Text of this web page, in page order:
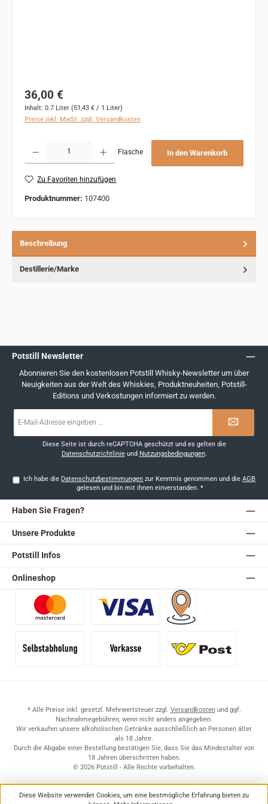
Regulärer Preis:
36,00 €
Inhalt: 0.7 Liter (51,43 € / 1 Liter)
Preise inkl. MwSt. zzgl. Versandkosten
Flasche In den Warenkorb
Zu Favoriten hinzufügen
Produktnummer: 107400
Beschreibung
Destillerie/Marke
Potstill Newsletter
Abonnieren Sie den kostenlosen Potstill Whisky-Newsletter um über
Neuigkeiten aus der Welt des Whiskies, Produktneuheiten, Potstill-
Editions und Verkostungen informiert zu werden.
Mail-
Diese Seite ist durch reCAPTCHA geschützt und es gelten die
Datenschutzrichtlinieund Nutzungsbedingungen.
Ich habe die Datenschutzbestimmungen zur Kenntnis genommen und dieAGB
gelesen und bin mit ihnen einverstanden. *
Haben Sie Fragen?
Unsere Produkte
Potstill Infos
Onlineshop
* Alle Preise inkl. gesetzl. Mehrwertsteuer zzgl. Versandkostenund ggf.
Nachnahmegebühren, wenn nicht anders angegeben.
Wir verkaufen unsere alkoholischen Getränke ausschließlich an Personen älter
als 18 Jahre.
Durch die Abgabe einer Bestellung bestätigen Sie, dass Sie das Mindestalter von
18 Jahren überschritten haben.
© 2026 Potstill - Alle Rechte vorbehalten.
Diese Website verwendet Cookies, um eine bestmögliche Erfahrung bieten zu